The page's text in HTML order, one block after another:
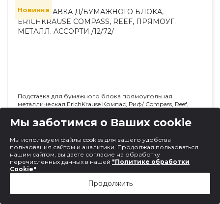
Новинка
Подставка для бумажного блока прямоугольная
металлическая ErichKrause Компас, Риф/ Compass, Reef,
Арт. 63158
Код товара:У0000178894
Цена:568.10
В наличии
Мы заботимся о Ваших cookie
Мы используем файлы cookies для вашего удобства
пользования сайтом и аналитики. Продолжая пользоваться
нашим сайтом, вы даёте согласие на обработку
перечисленных данных в нашей "Политике обработки
Cookie"
Продолжить